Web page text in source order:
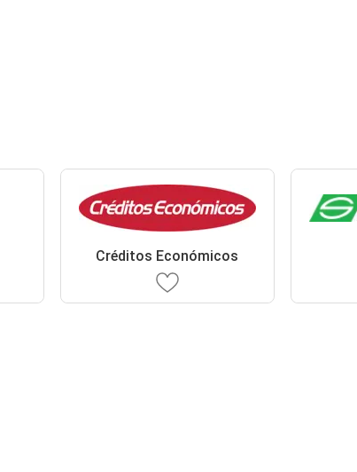
Créditos Económicos